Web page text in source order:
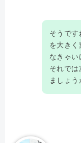
そうで
を大き
なきゃい
それでは
ましょう